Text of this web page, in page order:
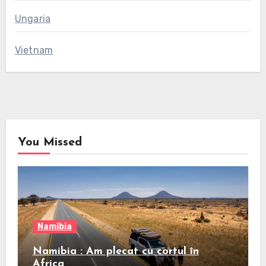
Ungaria
Vietnam
You Missed
Namibia
Namibia : Am plecat cu cortul în
Africa